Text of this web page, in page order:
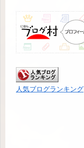
人気ブログランキング